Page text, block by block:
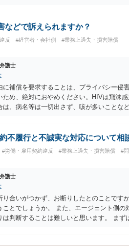
などで訴えられますか？
反 #経営者・会社側 #業務上過失・損害賠償
護士
補償を要求することは、プライバシー侵
め、絶対におやめください。HIVは飛沫
は、病名等は一切出さず、咳が多いことな
不履行と不誠実な対応について相
#労働・雇用契約違反 #業務上過失・損害賠償 #
護士
り合いがつかず、お断りしたとのことです
ことでしょうか。 また、エージェント側の
は判断することは難しいと思います。 ま